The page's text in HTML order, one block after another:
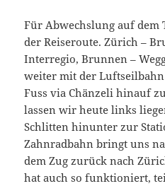
Für Abwechslung auf dem
der Reiseroute. Zürich –
Interregio, Brunnen –
weiter mit der Luftseilbahn
Fuss via Chänzeli hinauf
lassen wir heute links
Schlitten hinunter zur
Zahnradbahn bringt uns
dem Zug zurück nach
hat auch so funktioniert,